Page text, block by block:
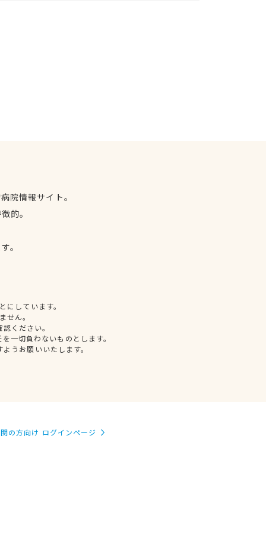
院情報サイト。
的。
。
しています。
せん。
ください。
一切負わないものとします。
うお願いいたします。
の方向け ログインページ